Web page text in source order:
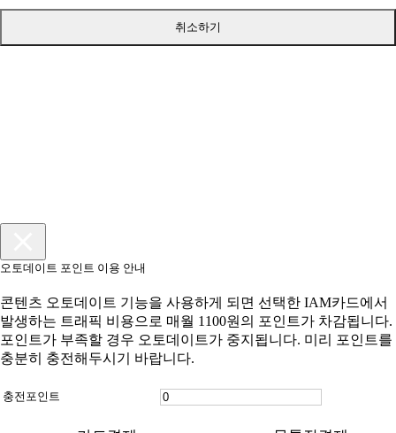
취소하기
오토데이트 포인트 이용 안내
콘텐츠 오토데이트 기능을 사용하게 되면 선택한 IAM카드에서
발생하는 트래픽 비용으로 매월 1100원의 포인트가 차감됩니다.
포인트가 부족할 경우 오토데이트가 중지됩니다. 미리 포인트를
충분히 충전해두시기 바랍니다.
충전포인트